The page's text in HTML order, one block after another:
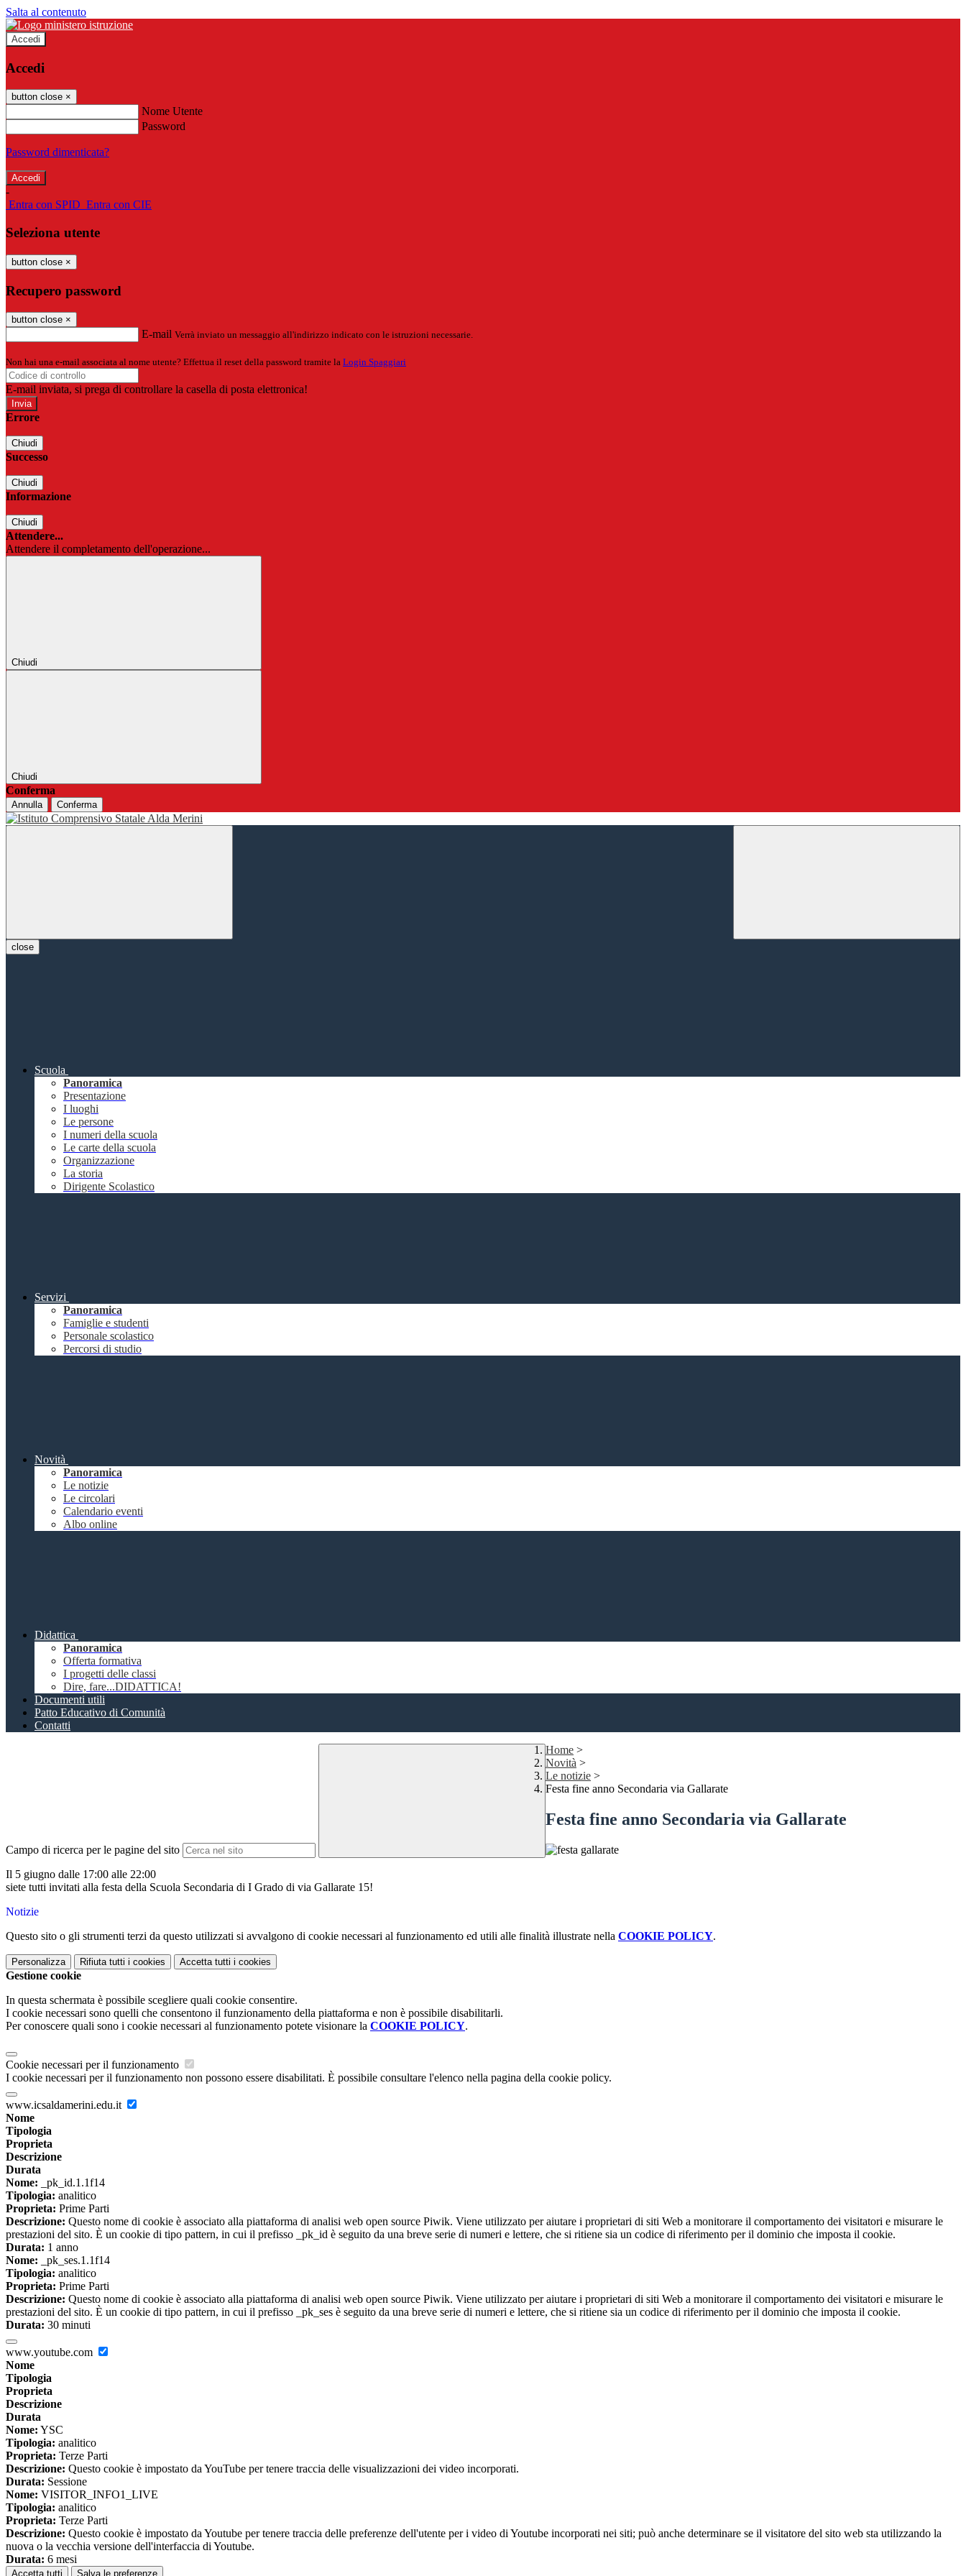
Salta al contenuto
Accedi
Accedi
button close ×
Nome Utente
Password
Password dimenticata?
-
Entra con SPID Entra con CIE
Seleziona utente
button close ×
Recupero password
button close ×
E-mail Verrà inviato un messaggio all'indirizzo indicato con le istruzioni necessarie.
Non hai una e-mail associata al nome utente? Effettua il reset della password tramite la Login Spaggiari
E-mail inviata, si prega di controllare la casella di posta elettronica!
Errore
Chiudi
Successo
Chiudi
Informazione
Chiudi
Attendere...
Attendere il completamento dell'operazione...
Chiudi
Chiudi
Conferma
Annulla Conferma
close
Scuola
Panoramica
Presentazione
I luoghi
Le persone
I numeri della scuola
Le carte della scuola
Organizzazione
La storia
Dirigente Scolastico
Servizi
Panoramica
Famiglie e studenti
Personale scolastico
Percorsi di studio
Novità
Panoramica
Le notizie
Le circolari
Calendario eventi
Albo online
Didattica
Panoramica
Offerta formativa
I progetti delle classi
Dire, fare...DIDATTICA!
Documenti utili
Patto Educativo di Comunità
Contatti
Campo di ricerca per le pagine del sito
Home >
Novità >
Le notizie >
Festa fine anno Secondaria via Gallarate
Festa fine anno Secondaria via Gallarate
Il 5 giugno dalle 17:00 alle 22:00
siete tutti invitati alla festa della Scuola Secondaria di I Grado di via Gallarate 15!
Notizie
Questo sito o gli strumenti terzi da questo utilizzati si avvalgono di cookie necessari al funzionamento ed utili alle finalità illustrate nella COOKIE POLICY.
Personalizza Rifiuta tutti i cookies Accetta tutti i cookies
Gestione cookie
In questa schermata è possibile scegliere quali cookie consentire.
I cookie necessari sono quelli che consentono il funzionamento della piattaforma e non è possibile disabilitarli.
Per conoscere quali sono i cookie necessari al funzionamento potete visionare la COOKIE POLICY.
Cookie necessari per il funzionamento
I cookie necessari per il funzionamento non possono essere disabilitati. È possibile consultare l'elenco nella pagina della cookie policy.
www.icsaldamerini.edu.it
Nome
Tipologia
Proprieta
Descrizione
Durata
Nome: _pk_id.1.1f14
Tipologia: analitico
Proprieta: Prime Parti
Descrizione: Questo nome di cookie è associato alla piattaforma di analisi web open source Piwik. Viene utilizzato per aiutare i proprietari di siti Web a monitorare il comportamento dei visitatori e misurare le
prestazioni del sito. È un cookie di tipo pattern, in cui il prefisso _pk_id è seguito da una breve serie di numeri e lettere, che si ritiene sia un codice di riferimento per il dominio che imposta il cookie.
Durata: 1 anno
Nome: _pk_ses.1.1f14
Tipologia: analitico
Proprieta: Prime Parti
Descrizione: Questo nome di cookie è associato alla piattaforma di analisi web open source Piwik. Viene utilizzato per aiutare i proprietari di siti Web a monitorare il comportamento dei visitatori e misurare le
prestazioni del sito. È un cookie di tipo pattern, in cui il prefisso _pk_ses è seguito da una breve serie di numeri e lettere, che si ritiene sia un codice di riferimento per il dominio che imposta il cookie.
Durata: 30 minuti
www.youtube.com
Nome
Tipologia
Proprieta
Descrizione
Durata
Nome: YSC
Tipologia: analitico
Proprieta: Terze Parti
Descrizione: Questo cookie è impostato da YouTube per tenere traccia delle visualizzazioni dei video incorporati.
Durata: Sessione
Nome: VISITOR_INFO1_LIVE
Tipologia: analitico
Proprieta: Terze Parti
Descrizione: Questo cookie è impostato da Youtube per tenere traccia delle preferenze dell'utente per i video di Youtube incorporati nei siti; può anche determinare se il visitatore del sito web sta utilizzando la
nuova o la vecchia versione dell'interfaccia di Youtube.
Durata: 6 mesi
Accetta tutti Salva le preferenze